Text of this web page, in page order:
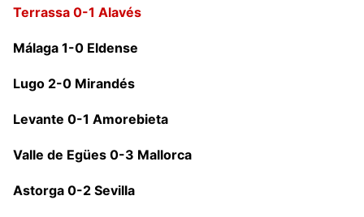
Terrassa 0-1 Alavés
Málaga 1-0 Eldense
Lugo 2-0 Mirandés
Levante 0-1 Amorebieta
Valle de Egües 0-3 Mallorca
Astorga 0-2 Sevilla